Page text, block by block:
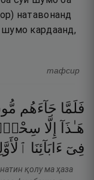
натавонанд
кардаанд,
тафсир
فَلَمَّا جَآءَهُم
هَـٰذَآ
إِلَّا
فِىٓ ءَابَآئِنَا
қолу ма ҳаза